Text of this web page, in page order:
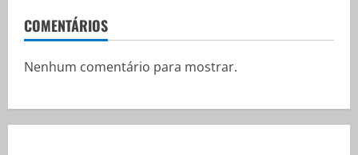
COMENTÁRIOS
Nenhum comentário para mostrar.